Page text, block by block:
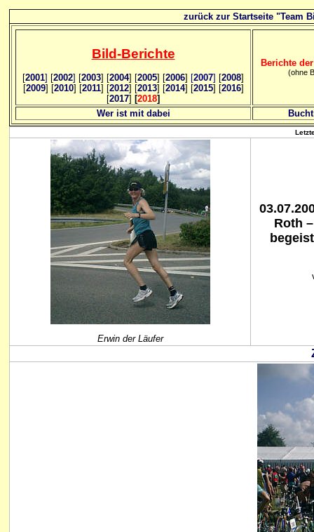
zurück zur Startseite "Team
Bild-Berichte
[2001] [2002] [2003] [2004] [2005] [2006] [2007] [2008]
[2009] [2010] [2011] [2012] [2013] [2014] [2015] [2016]
[2017] [2018]
Berichte
(ohne
Wer ist mit dabei
Erwin der Läufer
Roth